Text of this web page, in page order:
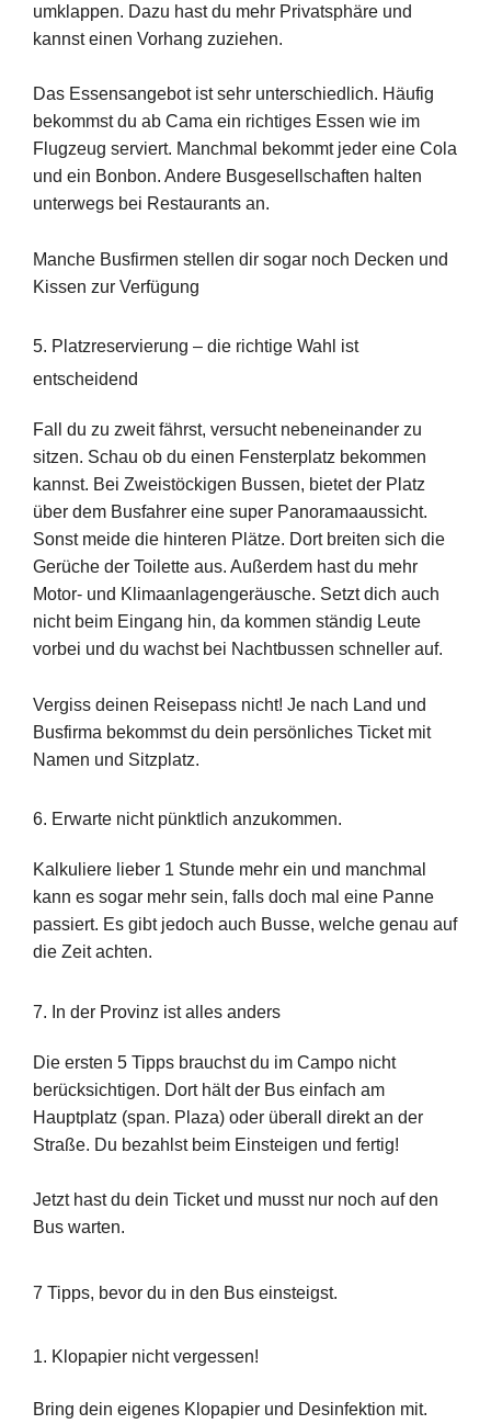
umklappen. Dazu hast du mehr Privatsphäre und
kannst einen Vorhang zuziehen.
Das Essensangebot ist sehr unterschiedlich. Häufig
bekommst du ab Cama ein richtiges Essen wie im
Flugzeug serviert. Manchmal bekommt jeder eine Cola
und ein Bonbon. Andere Busgesellschaften halten
unterwegs bei Restaurants an.
Manche Busfirmen stellen dir sogar noch Decken und
Kissen zur Verfügung
5. Platzreservierung – die richtige Wahl ist
entscheidend
Fall du zu zweit fährst, versucht nebeneinander zu
sitzen. Schau ob du einen Fensterplatz bekommen
kannst. Bei Zweistöckigen Bussen, bietet der Platz
über dem Busfahrer eine super Panoramaaussicht.
Sonst meide die hinteren Plätze. Dort breiten sich die
Gerüche der Toilette aus. Außerdem hast du mehr
Motor- und Klimaanlagengeräusche. Setzt dich auch
nicht beim Eingang hin, da kommen ständig Leute
vorbei und du wachst bei Nachtbussen schneller auf.
Vergiss deinen Reisepass nicht! Je nach Land und
Busfirma bekommst du dein persönliches Ticket mit
Namen und Sitzplatz.
6. Erwarte nicht pünktlich anzukommen.
Kalkuliere lieber 1 Stunde mehr ein und manchmal
kann es sogar mehr sein, falls doch mal eine Panne
passiert. Es gibt jedoch auch Busse, welche genau auf
die Zeit achten.
7. In der Provinz ist alles anders
Die ersten 5 Tipps brauchst du im Campo nicht
berücksichtigen. Dort hält der Bus einfach am
Hauptplatz (span. Plaza) oder überall direkt an der
Straße. Du bezahlst beim Einsteigen und fertig!
Jetzt hast du dein Ticket und musst nur noch auf den
Bus warten.
7 Tipps, bevor du in den Bus einsteigst.
1. Klopapier nicht vergessen!
Bring dein eigenes Klopapier und Desinfektion mit.